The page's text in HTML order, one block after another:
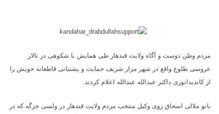
مردم وطن دوست و آگاه ولایت قندهار طی همایش با شکوهی در تالار
عروسی طلوع واقع در شهر مزار شریف حمایت و پشتبانی قاطعانه خویش را
از کاندیداتوری داکتر عبدالله عبدالله اعلام کردند.
بانو ملالی اسحاق زوی وکیل منتخب مردم ولایت قندهار در ولسی جرگه که در